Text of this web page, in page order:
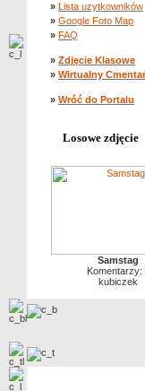
» Lista uzytkowników
» Google Foto Map
» FAQ
» Zdjęcie Klasowe
» Wirtualny
» Wróć do Portalu
Losowe zdjęcie
Samstag
Komentarzy:
kubiczek